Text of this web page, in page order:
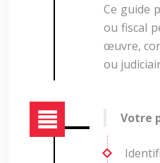
Ce guide
ou fiscal
œuvre,
ou
Votre